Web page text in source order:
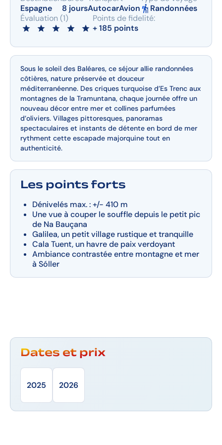
Espagne
8 joursAutocarAvion
Randonnées
Évaluation (1)
Points de fidelité:
+ 185 points
Sous le soleil des Baléares, ce séjour allie randonnées
côtières, nature préservée et douceur
méditerranéenne. Des criques turquoise d’Es Trenc aux
montagnes de la Tramuntana, chaque journée offre un
nouveau décor entre mer et collines parfumées
d’oliviers. Villages pittoresques, panoramas
spectaculaires et instants de détente en bord de mer
rythment cette escapade majorquine tout en
authenticité.
Les points forts
Dénivelés max. : +/- 410 m
Une vue à couper le souffle depuis le petit pic
de Na Bauçana
Galilea, un petit village rustique et tranquille
Cala Tuent, un havre de paix verdoyant
Ambiance contrastée entre montagne et mer
à Sóller
Dates et prix
2025 2026